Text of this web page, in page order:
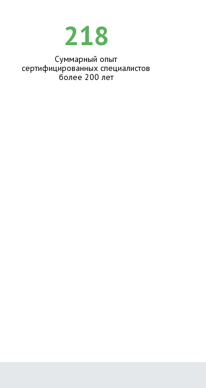
218
Суммарный опыт
сертифицированных специалистов
более 200 лет